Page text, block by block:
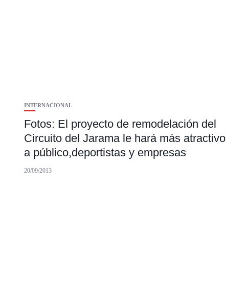
INTERNACIONAL
Fotos: El proyecto de remodelación del
Circuito del Jarama le hará más atractivo
a público,deportistas y empresas
20/09/2013